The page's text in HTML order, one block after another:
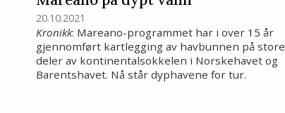
20.10.2021
Kronikk: Mareano-programmet har i over 15 år
gjennomført kartlegging av havbunnen på store
deler av kontinentalsokkelen i Norskehavet og
Barentshavet. Nå står dyphavene for tur.